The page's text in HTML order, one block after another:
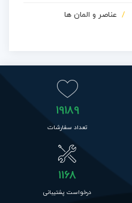
عناصر و المان ها
19189
تعداد سفارشات
1168
درخواست پشتیبانی